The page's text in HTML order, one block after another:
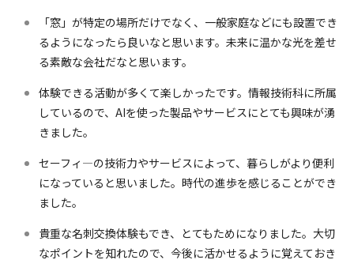
「窓」が特定の場所だけでなく、一般家庭などにも設置でき
るようになったら良いなと思います。未来に温かな光を差せ
る素敵な会社だなと思います。
体験できる活動が多くて楽しかったです。情報技術科に所属
しているので、AIを使った製品やサービスにとても興味が湧
きました。
セーフィ―の技術力やサービスによって、暮らしがより便利
になっていると思いました。時代の進歩を感じることができ
ました。
貴重な名刺交換体験もでき、とてもためになりました。大切
なポイントを知れたので、今後に活かせるように覚えておき